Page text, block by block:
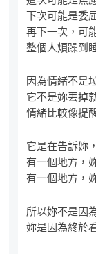
下次可能是委
再下一次，可
整個人煩躁到
因為情緒不是
它不是妳丟掉
情緒比較像提
它是在告訴妳
有一個地方，
有一個地方，
所以妳不是因
妳是因為終於